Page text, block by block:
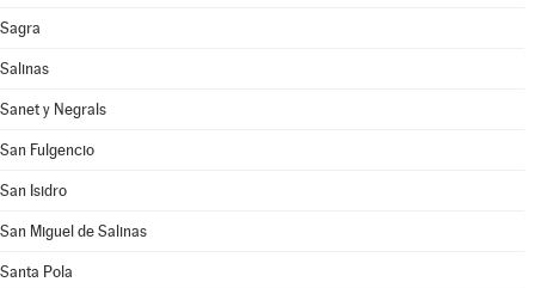
Sagra
Salinas
Sanet y Negrals
San Fulgencio
San Isidro
San Miguel de Salinas
Santa Pola